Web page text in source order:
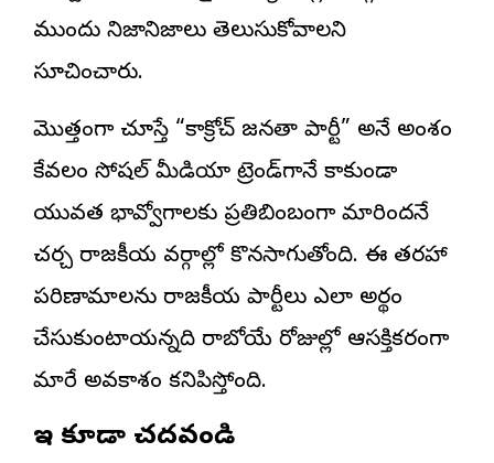
ముందు నిజానిజాలు తెలుసుకోవాలని
సూచించారు.
మొత్తంగా చూస్తే “కాక్రోచ్ జనతా పార్టీ” అనే అంశం
కేవలం సోషల్ మీడియా ట్రెండ్‌గానే కాకుండా
యువత భావోద్వేగాలకు ప్రతిబింబంగా మారిందనే
చర్చ రాజకీయ వర్గాల్లో కొనసాగుతోంది. ఈ తరహా
పరిణామాలను రాజకీయ పార్టీలు ఎలా అర్థం
చేసుకుంటాయన్నది రాబోయే రోజుల్లో ఆసక్తికరంగా
మారే అవకాశం కనిపిస్తోంది.
ఇవి కూడా చదవండి